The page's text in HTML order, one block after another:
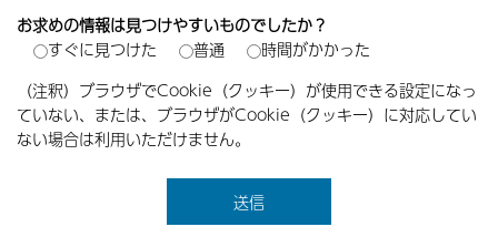
お求めの情報は見つけやすいものでしたか？
すぐに見つけた
普通
時間がかかった
（注釈）ブラウザでCookie（クッキー）が使用できる設定になっ
ていない、または、ブラウザがCookie（クッキー）に対応してい
ない場合は利用いただけません。